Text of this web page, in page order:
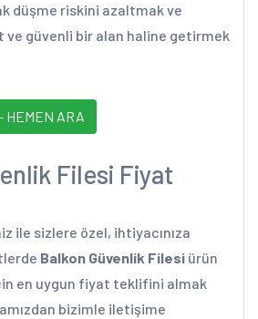
düşme riskini azaltmak ve
ve güvenli bir alan haline getirmek
HEMEN ARA
Filesi Fiyat
ile sizlere özel, ihtiyacınıza
Balkon Güvenlik Filesi ürün
en uygun fiyat teklifini almak
bizimle iletişime